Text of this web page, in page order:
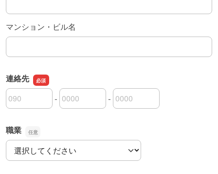
マンション・ビル名
連絡先
連絡先の市外局番
-
連絡先の市内局番 -
連絡先の加入者番号
職業
職業